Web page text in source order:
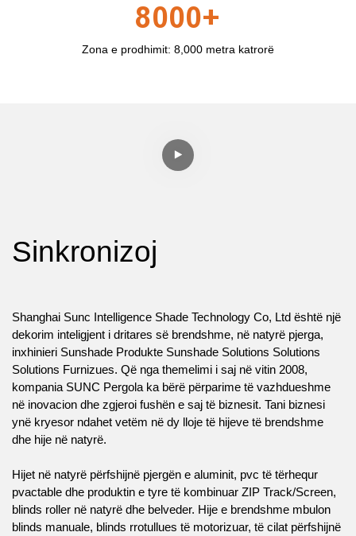
8000+
Zona e prodhimit: 8,000 metra katrorë
Sinkronizoj
Shanghai Sunc Intelligence Shade Technology Co, Ltd është një
dekorim inteligjent i dritares së brendshme, në natyrë pjerga,
inxhinieri Sunshade Produkte Sunshade Solutions Solutions
Solutions Furnizues. Që nga themelimi i saj në vitin 2008,
kompania SUNC Pergola ka bërë përparime të vazhdueshme
në inovacion dhe zgjeroi fushën e saj të biznesit. Tani biznesi
ynë kryesor ndahet vetëm në dy lloje të hijeve të brendshme
dhe hije në natyrë.
Hijet në natyrë përfshijnë pjergën e aluminit, pvc të tërhequr
pvactable dhe produktin e tyre të kombinuar ZIP Track/Screen,
blinds roller në natyrë dhe belveder. Hije e brendshme mbulon
blinds manuale, blinds rrotullues të motorizuar, të cilat përfshijnë